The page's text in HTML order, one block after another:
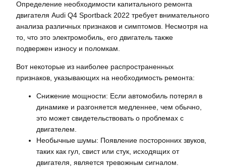
Определение необходимости капитального ремонта
двигателя Audi Q4 Sportback 2022 требует внимательного
анализа различных признаков и симптомов. Несмотря на
то, что это электромобиль, его двигатель также
подвержен износу и поломкам.
Вот некоторые из наиболее распространенных
признаков, указывающих на необходимость ремонта:
Снижение мощности: Если автомобиль потерял в
динамике и разгоняется медленнее, чем обычно,
это может свидетельствовать о проблемах с
двигателем.
Необычные шумы: Появление посторонних звуков,
таких как гул, свист или стук, исходящих от
двигателя, является тревожным сигналом.